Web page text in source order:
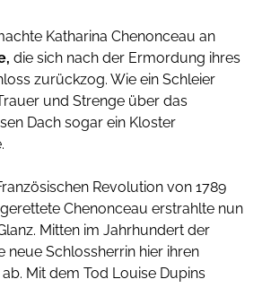
Katharina Chenonceau an
die sich nach der Ermordung ihres
zurückzog. Wie ein Schleier
und Strenge über das
Dach sogar ein Kloster
Revolution von 1789
gerettete Chenonceau erstrahlte nun
Mitten im Jahrhundert der
neue Schlossherrin hier ihren
Mit dem Tod Louise Dupins